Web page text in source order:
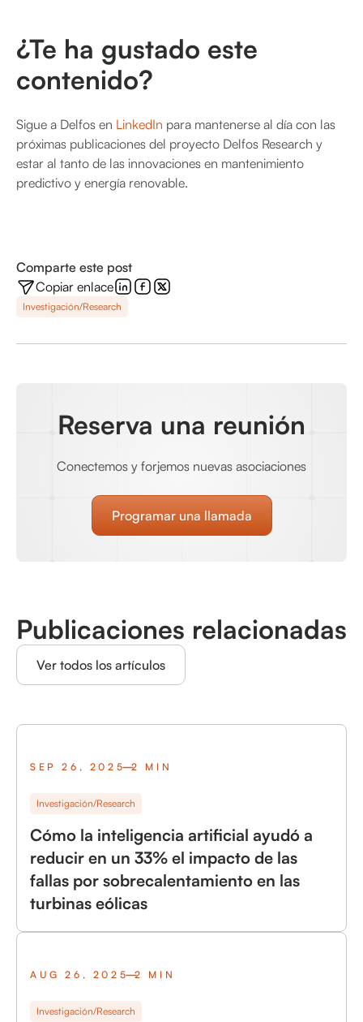
¿Te ha gustado este
contenido?
Sigue a Delfos en LinkedIn para mantenerse al día con las
próximas publicaciones del proyecto Delfos Research y
estar al tanto de las innovaciones en mantenimiento
predictivo y energía renovable.
Comparte este post
Copiar enlace
Investigación/Research
Reserva una reunión
Conectemos y forjemos nuevas asociaciones
Programar una llamada
Publicaciones relacionadas
Ver todos los artículos
SEP 26, 2025 2 MIN
Investigación/Research
Cómo la inteligencia artificial ayudó a
reducir en un 33% el impacto de las
fallas por sobrecalentamiento en las
turbinas eólicas
AUG 26, 2025 2 MIN
Investigación/Research